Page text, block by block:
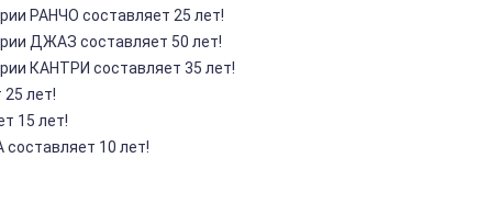
РАНЧО составляет 25 лет!
ДЖАЗ составляет 50 лет!
КАНТРИ составляет 35 лет!
лет!
15 лет!
10 лет!